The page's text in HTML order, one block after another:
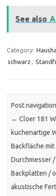
See also
Category:
schwarz ,
Post navigation
← Cloer 181
kuchenartige
Backfläche mit
Durchmesser
Backplatten /
akustische